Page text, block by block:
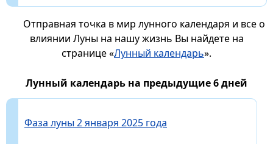
Отправная точка в мир лунного календаря и все о
влиянии Луны на нашу жизнь Вы найдете на
странице «Лунный календарь».
Лунный календарь на предыдущие 6 дней
Фаза луны 2 января 2025 года